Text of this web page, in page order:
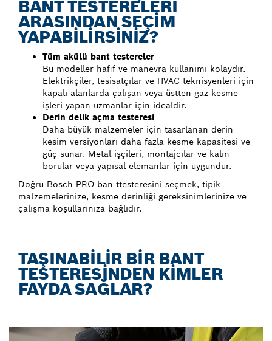
BANT TESTERELERİ
ARASINDAN SEÇİM
YAPABİLİRSİNİZ?
Tüm akülü bant testereler
Bu modeller hafif ve manevra kullanımı kolaydır.
Elektrikçiler, tesisatçılar ve HVAC teknisyenleri için
kapalı alanlarda çalışan veya üstten gaz kesme
işleri yapan uzmanlar için idealdir.
Derin delik açma testeresi
Daha büyük malzemeler için tasarlanan derin
kesim versiyonları daha fazla kesme kapasitesi ve
güç sunar. Metal işçileri, montajcılar ve kalın
borular veya yapısal elemanlar için uygundur.
Doğru Bosch PRO ban ttesteresini seçmek, tipik
malzemelerinize, kesme derinliği gereksinimlerinize ve
çalışma koşullarınıza bağlıdır.
TAŞINABİLİR BİR BANT
TESTERESİNDEN KİMLER
FAYDA SAĞLAR?